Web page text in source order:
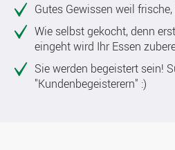
Gutes Gewissen weil
Wie selbst gekocht, denn
eingeht wird Ihr Essen
Sie werden begeistert sein!
"Kundenbegeisterern" :)